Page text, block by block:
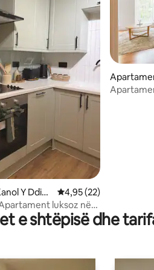
vlerësime
Y Ddina
Vlerësimi mesatar 4,95
4,95 (22)
luksoz në
as
e shtëpisë dhe